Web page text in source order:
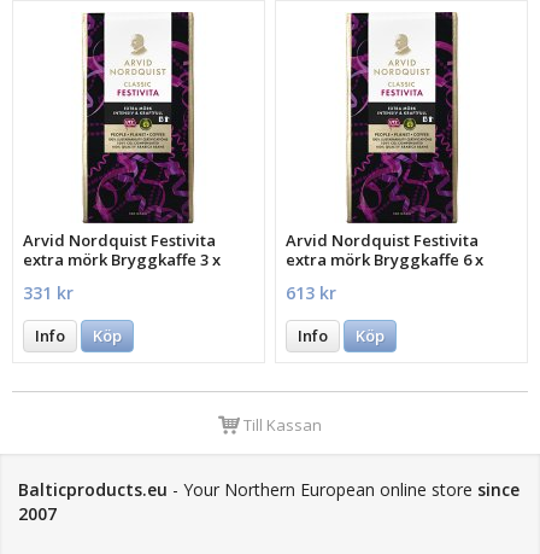
Arvid Nordquist Festivita
extra mörk Bryggkaffe 3 x
331 kr
Info Köp
Arvid Nordquist Festivita
extra mörk Bryggkaffe 6 x
613 kr
Info Köp
Till Kassan
Balticproducts.eu - Your Northern European online store since
2007